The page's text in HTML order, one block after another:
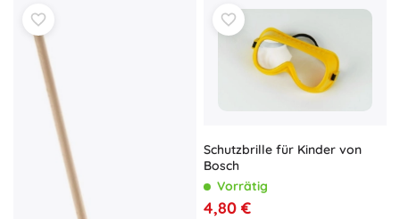
Schutzbrille für Kinder von
Bosch
Vorrätig
4,80 €